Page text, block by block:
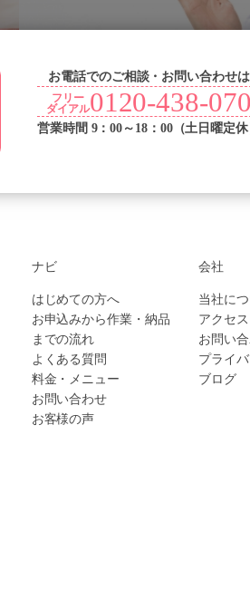
お電話でのご相談・お問い合わせは
フリー
ダイアル0120-438-070
営業時間 9：00～18：00（土日曜定休
ナビ
はじめての方へ
お申込みから作業・納品
までの流れ
よくある質問
料金・メニュー
お問い合わせ
お客様の声
会社
当社に
アクセス
お問い
プライ
ブログ